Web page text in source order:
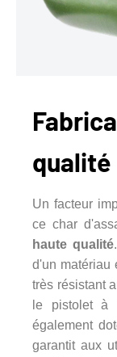
qualité
Un facteur
ce char
haute qualité
d'un matériau
très résistant
le pistolet à
également
garantit aux